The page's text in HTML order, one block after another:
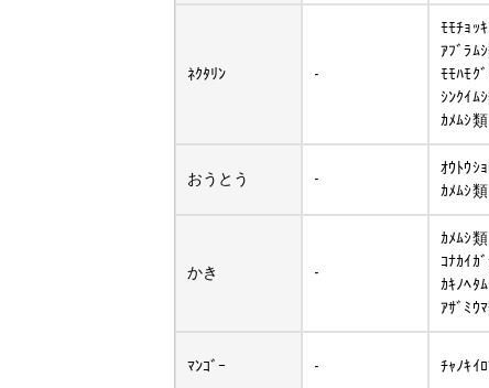
ﾈｸﾀﾘﾝ -
ﾓﾓﾁｮｯ
ｱﾌﾞﾗﾑ
ﾓﾓﾊﾓｸ
ｼﾝｸｲﾑ
ｶﾒﾑｼ類
おうとう -
ｵｳﾄｳｼ
ｶﾒﾑｼ類
かき -
ｶﾒﾑｼ類
ｺﾅｶｲｶ
ｶｷﾉﾍﾀ
ｱｻﾞﾐｳ
ﾏﾝｺﾞｰ - ﾁｬﾉｷｲ